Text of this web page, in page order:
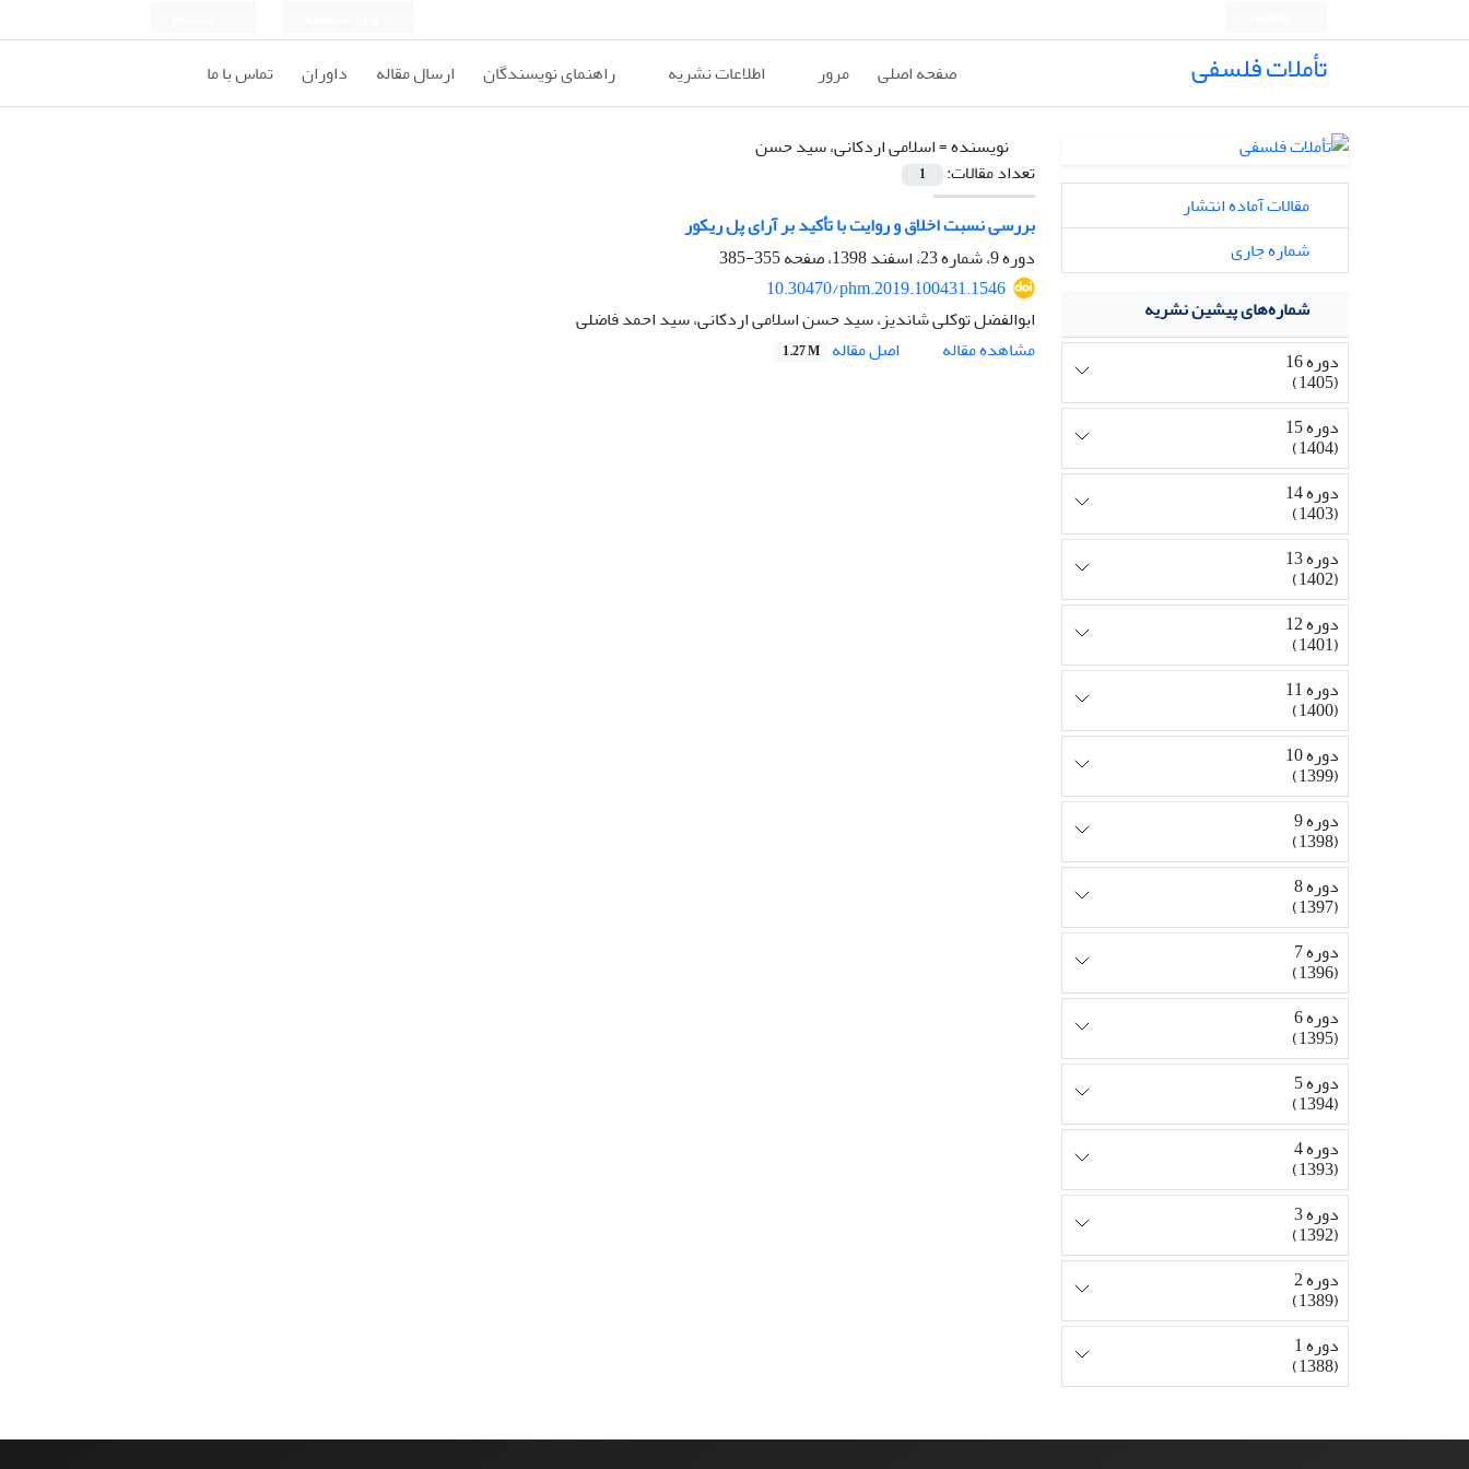
تأملات فلسفی صفحه اصلی مرور اطلاعات نشریه راهنمای نویسندگان ارسال مقاله داوران تماس با ما
نویسنده =اسلامی اردکانی، سید حسن
تعداد مقالات:
1
بررسی نسبت اخلاق و روایت با تأکید بر آرای پل ریکور
دوره 9، شماره 23، اسفند 1398، صفحه
355-385
10.30470/phm.2019.100431.1546
ابوالفضل توکلی شاندیز، سید حسن اسلامی اردکانی، سید احمد فاضلی
مشاهده مقاله
اصل مقاله 1.27 M
مقالات آماده انتشار
شماره جاری
شماره‌های پیشین نشریه
دوره 16
(1405)
دوره 15
(1404)
دوره 14
(1403)
دوره 13
(1402)
دوره 12
(1401)
دوره 11
(1400)
دوره 10
(1399)
دوره 9
(1398)
دوره 8
(1397)
دوره 7
(1396)
دوره 6
(1395)
دوره 5
(1394)
دوره 4
(1393)
دوره 3
(1392)
دوره 2
(1389)
دوره 1
(1388)